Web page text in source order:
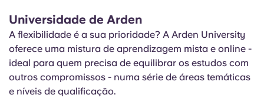
Universidade de Arden
A flexibilidade é a sua prioridade? A Arden University
oferece uma mistura de aprendizagem mista e online -
ideal para quem precisa de equilibrar os estudos com
outros compromissos - numa série de áreas temáticas
e níveis de qualificação.